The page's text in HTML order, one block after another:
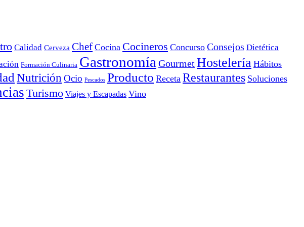
Calidad Cerveza Chef Cocina Cocineros Concurso Consejos Dietética
Formación Culinaria Gastronomía GourmetHostelería Hábitos
Nutrición Ocio Pescados Producto Receta Restaurantes Soluciones
Turismo Viajes y Escapadas Vino